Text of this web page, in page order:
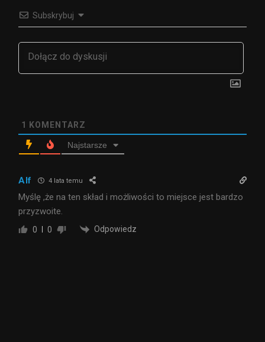
Subskrybuj
1 KOMENTARZ
Najstarsze
Alf 4 lata temu
Myślę ,że na ten skład i możliwości to miejsce jest bardzo
przyzwoite.
0 0 Odpowiedz